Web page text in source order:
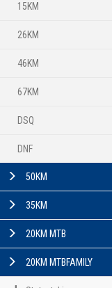
15KM
26KM
46KM
67KM
DSQ
DNF
50KM
35KM
20KM MTB
20KM MTBFAMILY